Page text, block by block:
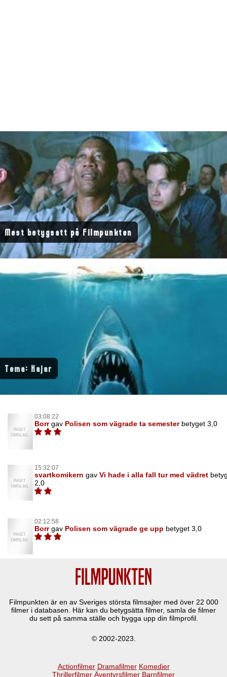
Mest betygsatt på Filmpunkten
Tema: Hajar
03:08:22
Borrgav Polisen som vägrade ta semester betyget 3,0
15:32:07
svartkomikern gav Vi hade i alla fall tur med vädret
2,0
02:12:58
Borrgav Polisen som vägrade ge upp betyget 3,0
Filmpunkten är en av Sveriges största filmsajter med över 22 000
filmer i databasen. Här kan du betygsätta filmer, samla de filmer
du sett på samma ställe och bygga upp din filmprofil.
© 2002-2023.
Actionfilmer Dramafilmer Komedier
Thrillerfilmer Äventyrsfilmer Barnfilmer